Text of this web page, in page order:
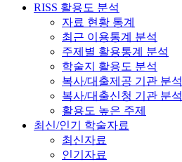
RISS 활용도 분석
자료 현황 통계
최근 이용통계 분석
주제별 활용통계 분석
학술지 활용도 분석
복사/대출제공 기관 분석
복사/대출신청 기관 분석
활용도 높은 주제
최신/인기 학술자료
최신자료
인기자료